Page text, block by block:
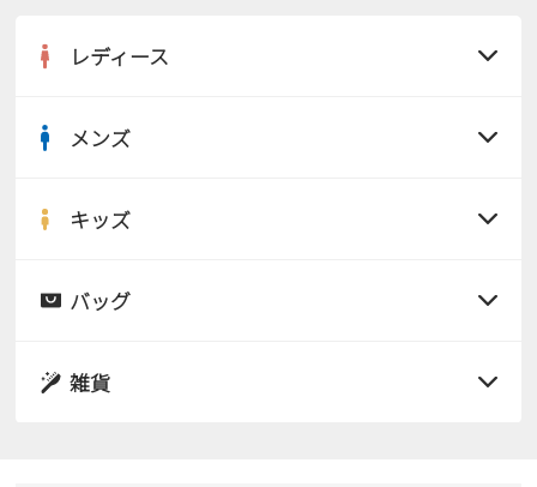
レディース
サンダル
スニーカー
メンズ
サンダル
キッズ
サンダル
バッグ
雑貨